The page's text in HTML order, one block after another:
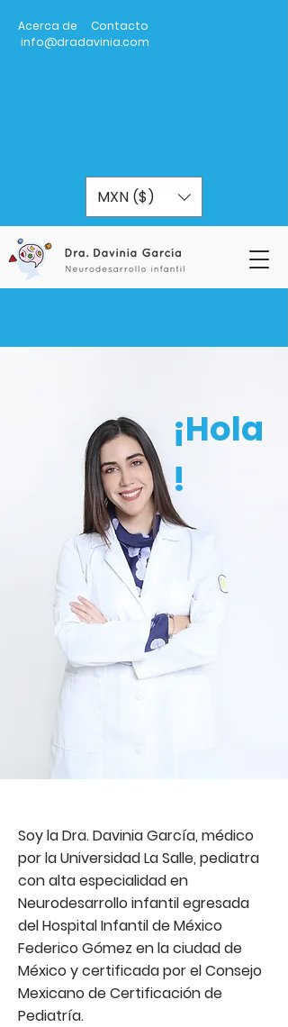
Acerca de
Contacto
info@dradavinia.com
MXN ($)
¡Hola
!
Soy la Dra. Davinia García, médico
por la Universidad La Salle, pediatra
con alta especialidad en
Neurodesarrollo infantil egresada
del Hospital Infantil de México
Federico Gómez en la ciudad de
México y certificada por el Consejo
Mexicano de Certificación de
Pediatría.